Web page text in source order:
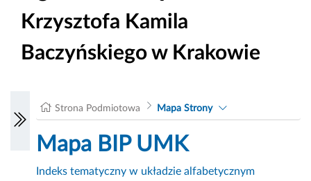
Krzysztofa Kamila
Baczyńskiego w Krakowie
Strona Podmiotowa Mapa Strony
Mapa BIP UMK
Indeks tematyczny w układzie alfabetycznym